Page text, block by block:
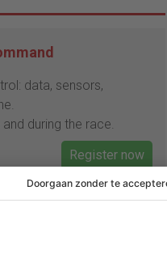
data, sensors,
during the race.
Register now